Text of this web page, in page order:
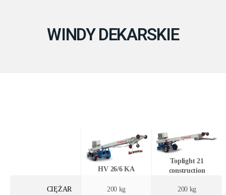
WINDY DEKARSKIE
HV 26/6 KA
Toplight 21
construction
CIĘŻAR 200 kg 200 kg